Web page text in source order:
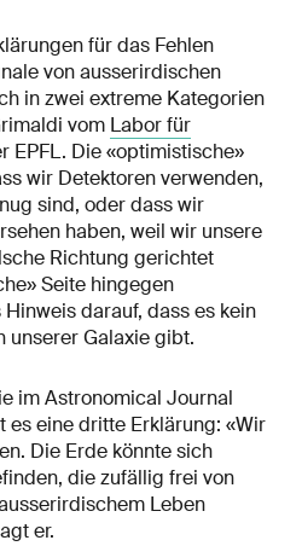
für das Fehlen
von ausserirdischen
in zwei extreme Kategorien
vom Labor für
EPFL. Die «optimistische»
wir Detektoren verwenden,
sind, oder dass wir
haben, weil wir unsere
Richtung gerichtet
Seite hingegen
darauf, dass es kein
unserer Galaxie gibt.
im Astronomical Journal
eine dritte Erklärung: «Wir
Die Erde könnte sich
die zufällig frei von
Leben
er.